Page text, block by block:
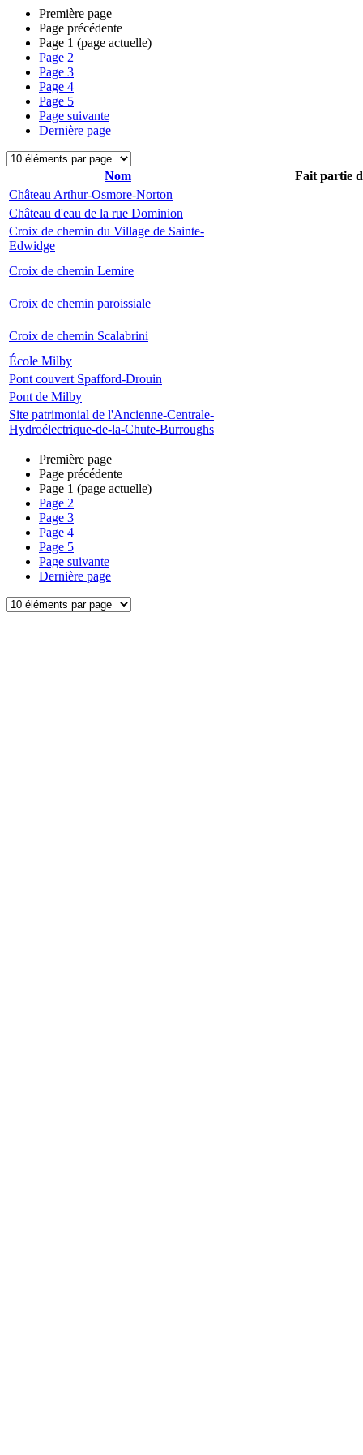
Première page
Page précédente
Page 1 (page actuelle)
Page 2
Page 3
Page 4
Page 5
Page suivante
Dernière page
Nom
Fait partie
Château Arthur-Osmore-Norton
Château d'eau de la rue Dominion
Croix de chemin du Village de Sainte-
Edwidge
Croix de chemin Lemire
Croix de chemin paroissiale
Croix de chemin Scalabrini
École Milby
Pont couvert Spafford-Drouin
Pont de Milby
Site patrimonial de l'Ancienne-Centrale-
Hydroélectrique-de-la-Chute-Burroughs
Première page
Page précédente
Page 1 (page actuelle)
Page 2
Page 3
Page 4
Page 5
Page suivante
Dernière page